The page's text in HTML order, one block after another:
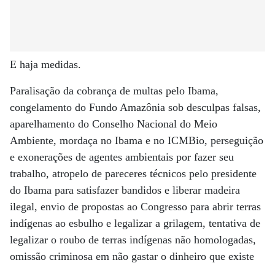
E haja medidas.
Paralisação da cobrança de multas pelo Ibama,
congelamento do Fundo Amazônia sob desculpas falsas,
aparelhamento do Conselho Nacional do Meio
Ambiente, mordaça no Ibama e no ICMBio, perseguição
e exonerações de agentes ambientais por fazer seu
trabalho, atropelo de pareceres técnicos pelo presidente
do Ibama para satisfazer bandidos e liberar madeira
ilegal, envio de propostas ao Congresso para abrir terras
indígenas ao esbulho e legalizar a grilagem, tentativa de
legalizar o roubo de terras indígenas não homologadas,
omissão criminosa em não gastar o dinheiro que existe